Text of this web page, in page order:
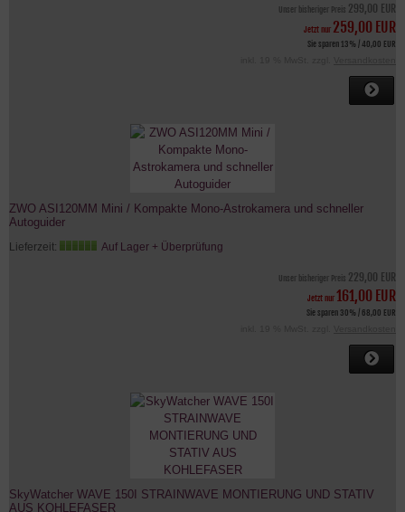
Unser bisheriger Preis 299,00 EUR
Jetzt nur 259,00 EUR
Sie sparen 13% / 40,00 EUR
ZWO ASI120MM Mini / Kompakte Mono-Astrokamera und schneller
Autoguider
Lieferzeit: Auf Lager + Überprüfung
Unser bisheriger Preis 229,00 EUR
Jetzt nur161,00 EUR
Sie sparen 30% / 68,00 EUR
SkyWatcher WAVE 150I STRAINWAVE MONTIERUNG UND STATIV
AUS KOHLEFASER